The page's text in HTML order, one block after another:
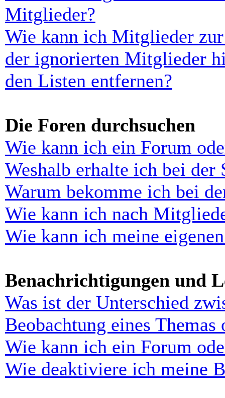
Mitglieder?
Wie kann ich Mitglieder
der ignorierten Mitglieder
den Listen entfernen?
Die Foren durchsuchen
Wie kann ich ein Forum
Weshalb erhalte ich bei der
Warum bekomme ich bei
Wie kann ich nach
Wie kann ich meine
Benachrichtigungen und
Was ist der Unterschied
Beobachtung eines Themas
Wie kann ich ein Forum
Wie deaktiviere ich meine